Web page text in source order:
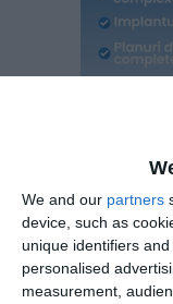
We and our partners
device, such as
unique identifiers
personalised
measurement,
Alte investiții